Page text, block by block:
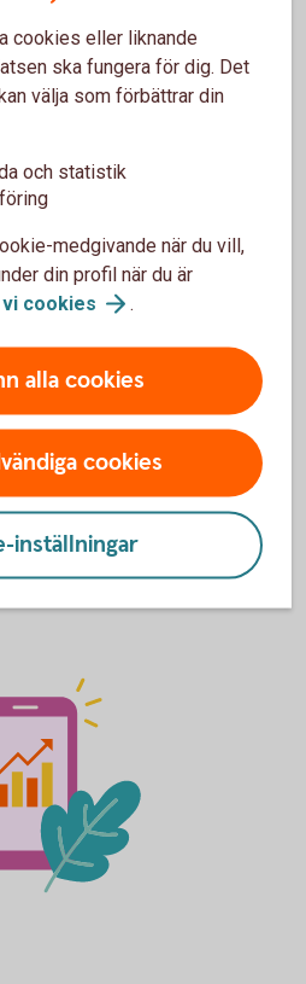
hemmet
är att energieffektivisera
Ett annat att se över sitt
Bra både för din plånbok
energitjuvar
cookies eller liknande
ska fungera för dig. Det
välja som förbättrar din
och statistik
medgivande när du vill,
din profil när du är
cookies .
alla cookies
cookies
inställningar